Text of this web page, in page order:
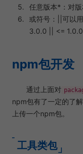
任意版本*：对
或符号：||可以
3.0.0 || <= 1.0.0
npm包开发
通过上面对
npm包有了一定的了
上传一个npm包。
工具类包